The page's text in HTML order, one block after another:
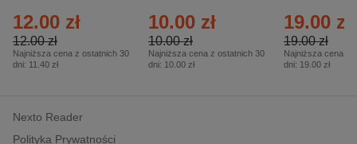
12.00 zł
12.00 zł
Najniższa cena z ostatnich 30
dni: 11.40 zł
10.00 zł
10.00 zł
Najniższa cena z ostatnich 30
dni: 10.00 zł
– 2/2026
19.00 zł
19.00 zł
Najniższa cena z
dni: 19.00 zł
Nexto Reader
Polityka Prywatności